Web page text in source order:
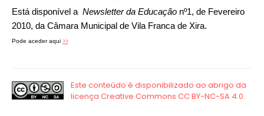
Está disponível a Newsletter da Educação nº1, de Fevereiro
2010, da Câmara Municipal de Vila Franca de Xira.
Pode aceder aqui >>